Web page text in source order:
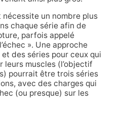
nécessite un nombre plus
chaque série afin de
parfois appelé
». Une approche
des séries pour ceux qui
leurs muscles (l’objectif
pourrait être trois séries
avec des charges qui
(ou presque) sur les